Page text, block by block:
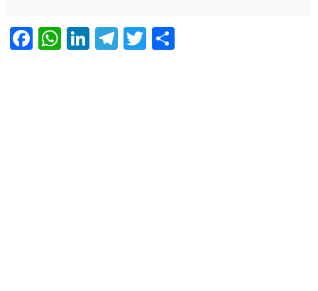
Facebook
WhatsApp
LinkedIn
Telegram
Twitter